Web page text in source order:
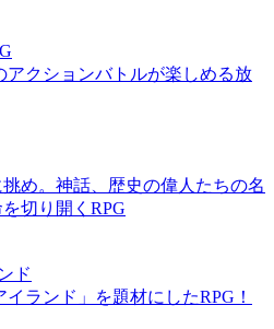
アクションバトルが楽しめる放
め。神話、歴史の偉人たちの名
切り開くRPG
ド
ランド」を題材にしたRPG！